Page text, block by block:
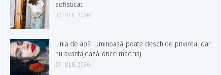
sofisticat
30 IULIE 2026
Linia de apă luminoasă poate deschide privirea, dar
nu avantajează orice machiaj
29 IULIE 2026